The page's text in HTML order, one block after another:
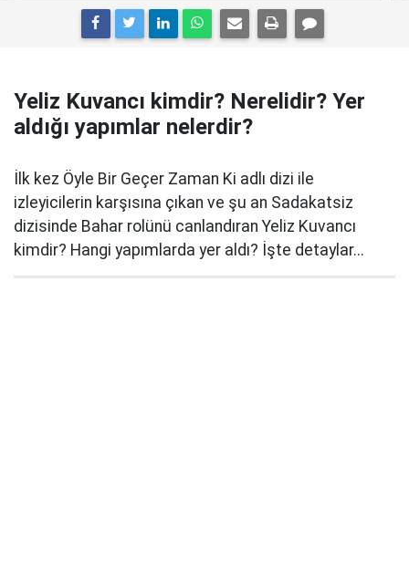
Yeliz Kuvancı kimdir? Nerelidir? Yer
aldığı yapımlar nelerdir?
İlk kez Öyle Bir Geçer Zaman Ki adlı dizi ile
izleyicilerin karşısına çıkan ve şu an Sadakatsiz
dizisinde Bahar rolünü canlandıran Yeliz Kuvancı
kimdir? Hangi yapımlarda yer aldı? İşte detaylar...